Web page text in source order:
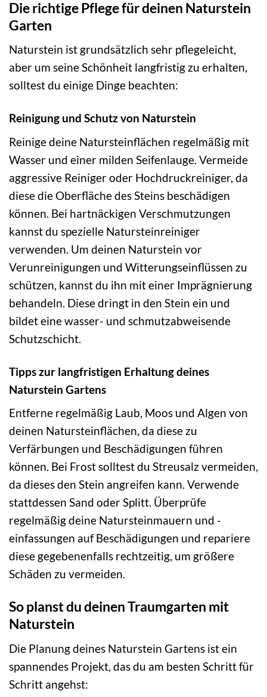
Die richtige Pflege für deinen Naturstein
Garten
Naturstein ist grundsätzlich sehr pflegeleicht,
aber um seine Schönheit langfristig zu erhalten,
solltest du einige Dinge beachten:
Reinigung und Schutz von Naturstein
Reinige deine Natursteinflächen regelmäßig mit
Wasser und einer milden Seifenlauge. Vermeide
aggressive Reiniger oder Hochdruckreiniger, da
diese die Oberfläche des Steins beschädigen
können. Bei hartnäckigen Verschmutzungen
kannst du spezielle Natursteinreiniger
verwenden. Um deinen Naturstein vor
Verunreinigungen und Witterungseinflüssen zu
schützen, kannst du ihn mit einer Imprägnierung
behandeln. Diese dringt in den Stein ein und
bildet eine wasser- und schmutzabweisende
Schutzschicht.
Tipps zur langfristigen Erhaltung deines
Naturstein Gartens
Entferne regelmäßig Laub, Moos und Algen von
deinen Natursteinflächen, da diese zu
Verfärbungen und Beschädigungen führen
können. Bei Frost solltest du Streusalz vermeiden,
da dieses den Stein angreifen kann. Verwende
stattdessen Sand oder Splitt. Überprüfe
regelmäßig deine Natursteinmauern und -
einfassungen auf Beschädigungen und repariere
diese gegebenenfalls rechtzeitig, um größere
Schäden zu vermeiden.
So planst du deinen Traumgarten mit
Naturstein
Die Planung deines Naturstein Gartens ist ein
spannendes Projekt, das du am besten Schritt für
Schritt angehst: